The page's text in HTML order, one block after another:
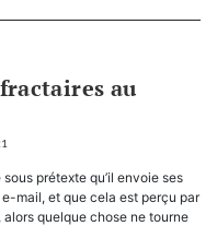
au
prétexte qu’il envoie ses
mail, et que cela est perçu par
quelque chose ne tourne